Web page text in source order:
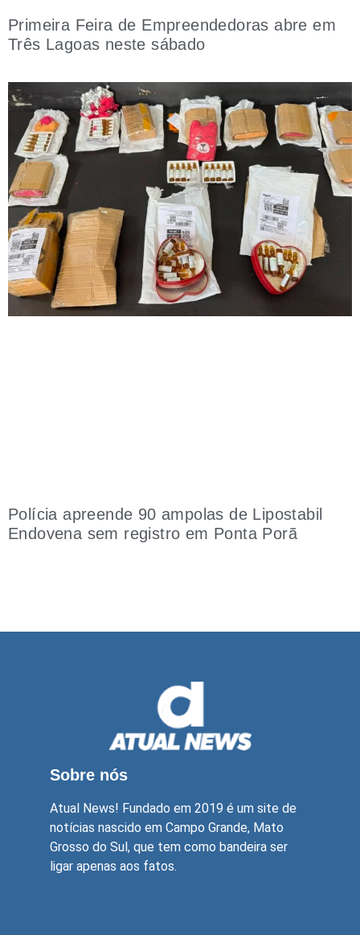
Primeira Feira de Empreendedoras abre em
Três Lagoas neste sábado
Polícia apreende 90 ampolas de Lipostabil
Endovena sem registro em Ponta Porã
Sobre nós
Atual News! Fundado em 2019 é um site de
notícias nascido em Campo Grande, Mato
Grosso do Sul, que tem como bandeira ser
ligar apenas aos fatos.